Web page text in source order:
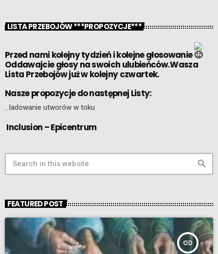
LISTA PRZEBOJÓW ***PROPOZYCJE***
Przed nami kolejny tydzień i kolejne głosowanie
Oddawajcie głosy na swoich ulubieńców.Wasza
Lista Przebojów już w kolejny czwartek.
Nasze propozycje do następnej Listy:
…ladowanie utworów w toku
Inclusion – Epicentrum
search
FEATURED POST
insert_link